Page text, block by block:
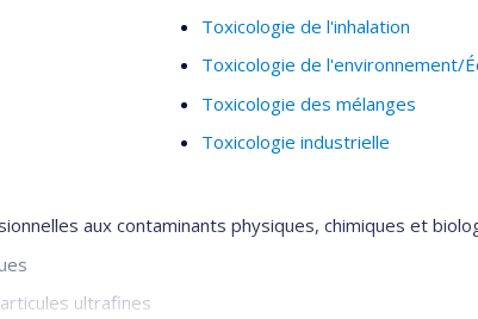
Toxicologie de l'inhalation
Toxicologie de l'environnement/
Toxicologie des mélanges
Toxicologie industrielle
aux contaminants physiques, chimiques et
ultrafines